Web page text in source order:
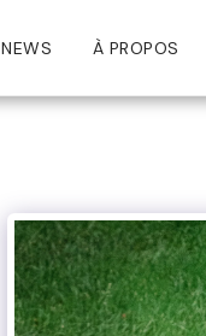
NEWS À PROPOS